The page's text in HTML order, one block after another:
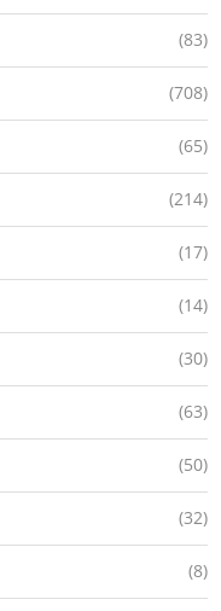
(83)
(708)
(65)
(214)
(17)
(14)
(30)
(63)
(50)
(32)
(8)